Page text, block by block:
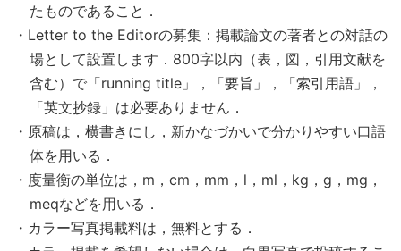
たものであること．
・Letter to the Editorの募集：掲載論文の著者との対話の
場として設置します．800字以内（表，図，引用文献を
含む）で「running title」，「要旨」，「索引用語」，
「英文抄録」は必要ありません．
・原稿は，横書きにし，新かなづかいで分かりやすい口語
体を用いる．
・度量衡の単位は，m，cm，mm，l，ml，kg，g，mg，
meqなどを用いる．
・カラー写真掲載料は，無料とする．